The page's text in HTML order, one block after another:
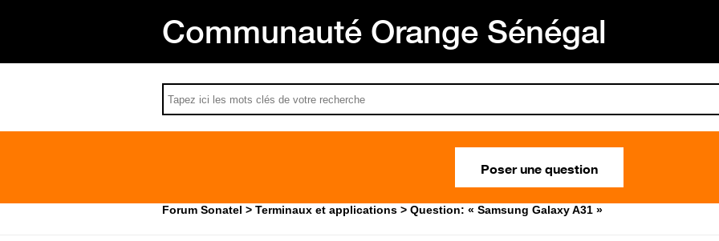
Communauté Orange Sénégal
Poser une question
Forum Sonatel Terminaux et applications Question: « Samsung Galaxy A31 »